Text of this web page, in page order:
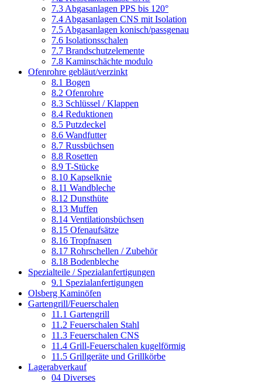
7.3 Abgasanlagen PPS bis 120°
7.4 Abgasanlagen CNS mit Isolation
7.5 Abgasanlagen konisch/passgenau
7.6 Isolationsschalen
7.7 Brandschutzelemente
7.8 Kaminschächte modulo
Ofenrohre gebläut/verzinkt
8.1 Bogen
8.2 Ofenrohre
8.3 Schlüssel / Klappen
8.4 Reduktionen
8.5 Putzdeckel
8.6 Wandfutter
8.7 Russbüchsen
8.8 Rosetten
8.9 T-Stücke
8.10 Kapselknie
8.11 Wandbleche
8.12 Dunsthüte
8.13 Muffen
8.14 Ventilationsbüchsen
8.15 Ofenaufsätze
8.16 Tropfnasen
8.17 Rohrschellen / Zubehör
8.18 Bodenbleche
Spezialteile / Spezialanfertigungen
9.1 Spezialanfertigungen
Olsberg Kaminöfen
Gartengrill/Feuerschalen
11.1 Gartengrill
11.2 Feuerschalen Stahl
11.3 Feuerschalen CNS
11.4 Grill-Feuerschalen kugelförmig
11.5 Grillgeräte und Grillkörbe
Lagerabverkauf
04 Diverses